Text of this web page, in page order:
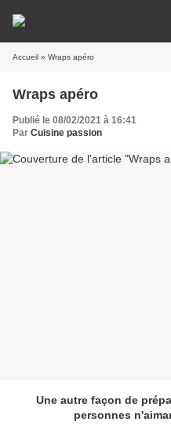
Accueil » Wraps apéro
Wraps apéro
Publié le 08/02/2021 à 16:41
Par Cuisine passion
Une autre façon de
personnes